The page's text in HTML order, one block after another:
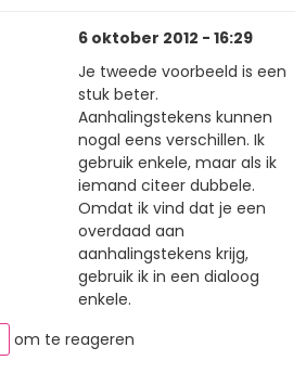
6 oktober 2012 - 16:29
Je tweede voorbeeld is een
stuk beter.
Aanhalingstekens kunnen
nogal eens verschillen. Ik
gebruik enkele, maar als ik
iemand citeer dubbele.
Omdat ik vind dat je een
overdaad aan
aanhalingstekens krijg,
gebruik ik in een dialoog
enkele.
om te reageren